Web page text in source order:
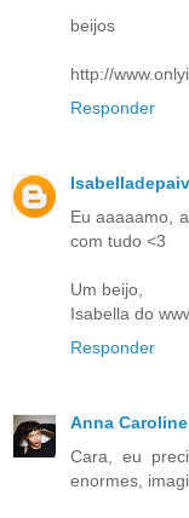
beijos
http://
Responder
Eu aaaaamo,
com tudo <3
Um beijo,
Isabella do
Responder
Anna
Cara, eu
enormes,